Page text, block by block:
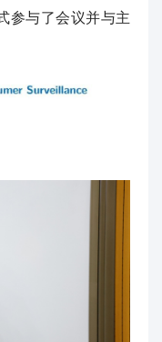
参与了会议并与主